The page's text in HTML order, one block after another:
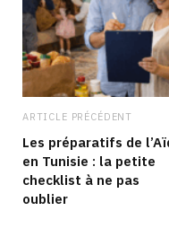
ARTICLE PRÉCÉDENT
Les préparatifs de
en Tunisie : la petite
checklist à ne pas
oublier